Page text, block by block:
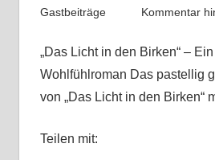
Gastbeiträge
Kommentar
„Das Licht in den Birken“ –
Wohlfühlroman Das pastellig
von „Das Licht in den Birken“
Teilen mit: